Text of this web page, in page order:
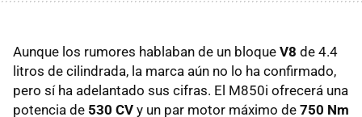
Aunque los rumores hablaban de un bloque V8 de 4.4
litros de cilindrada, la marca aún no lo ha confirmado,
pero sí ha adelantado sus cifras. El M850i ofrecerá una
potencia de 530 CV y un par motor máximo de 750 Nm